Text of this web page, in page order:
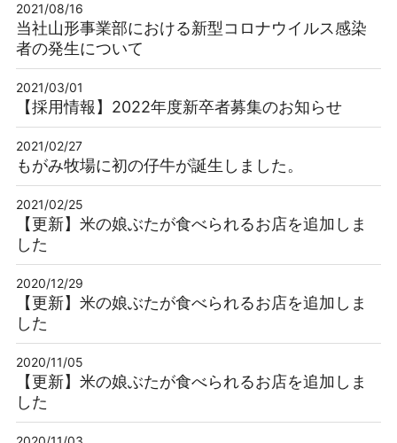
2021/08/16
当社山形事業部における新型コロナウイルス感染
者の発生について
2021/03/01
【採用情報】2022年度新卒者募集のお知らせ
2021/02/27
もがみ牧場に初の仔牛が誕生しました。
2021/02/25
【更新】米の娘ぶたが食べられるお店を追加しま
した
2020/12/29
【更新】米の娘ぶたが食べられるお店を追加しま
した
2020/11/05
【更新】米の娘ぶたが食べられるお店を追加しま
した